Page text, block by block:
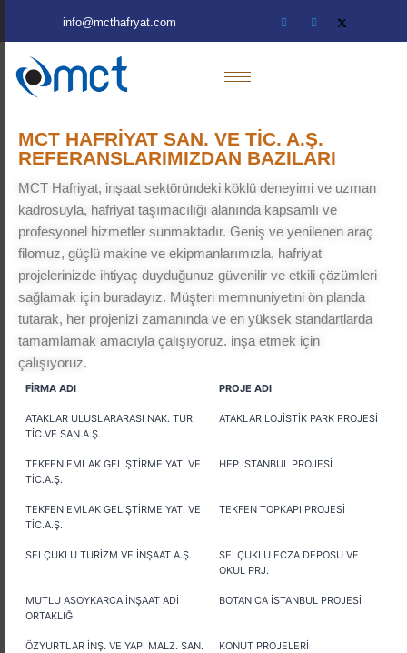
info@mcthafryat.com
MCT HAFRİYAT SAN. VE TİC. A.Ş.
REFERANSLARIMIZDAN BAZILARI
MCT Hafriyat, inşaat sektöründeki köklü deneyimi ve uzman
kadrosuyla, hafriyat taşımacılığı alanında kapsamlı ve
profesyonel hizmetler sunmaktadır. Geniş ve yenilenen araç
filomuz, güçlü makine ve ekipmanlarımızla, hafriyat
projelerinizde ihtiyaç duyduğunuz güvenilir ve etkili çözümleri
sağlamak için buradayız. Müşteri memnuniyetini ön planda
tutarak, her projenizi zamanında ve en yüksek standartlarda
tamamlamak amacıyla çalışıyoruz. inşa etmek için
çalışıyoruz.
FİRMA ADI PROJE ADI
ATAKLAR ULUSLARARASI NAK. TUR.
TİC.VE SAN.A.Ş.
ATAKLAR LOJİSTİK PARK PROJESİ
TEKFEN EMLAK GELİŞTİRME YAT. VE
TİC.A.Ş.
HEP İSTANBUL PROJESİ
TEKFEN EMLAK GELİŞTİRME YAT. VE
TİC.A.Ş.
TEKFEN TOPKAPI PROJESİ
SELÇUKLU TURİZM VE İNŞAAT A.Ş.
SELÇUKLU ECZA DEPOSU VE
OKUL PRJ.
MUTLU ASOYKARCA İNŞAAT ADİ
ORTAKLIĞI
BOTANİCA İSTANBUL PROJESİ
ÖZYURTLAR İNŞ. VE YAPI MALZ. SAN.
KONUT PROJELERİ